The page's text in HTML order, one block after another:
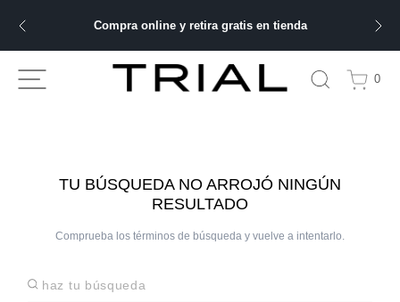
Compra online y retira gratis en tienda
0
TU BÚSQUEDA NO ARROJÓ NINGÚN
RESULTADO
Comprueba los términos de búsqueda y vuelve a intentarlo.
Haz tu búsqueda
BUSCADOS